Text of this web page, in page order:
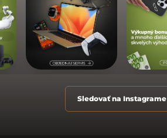
Sledovať na Instagrame